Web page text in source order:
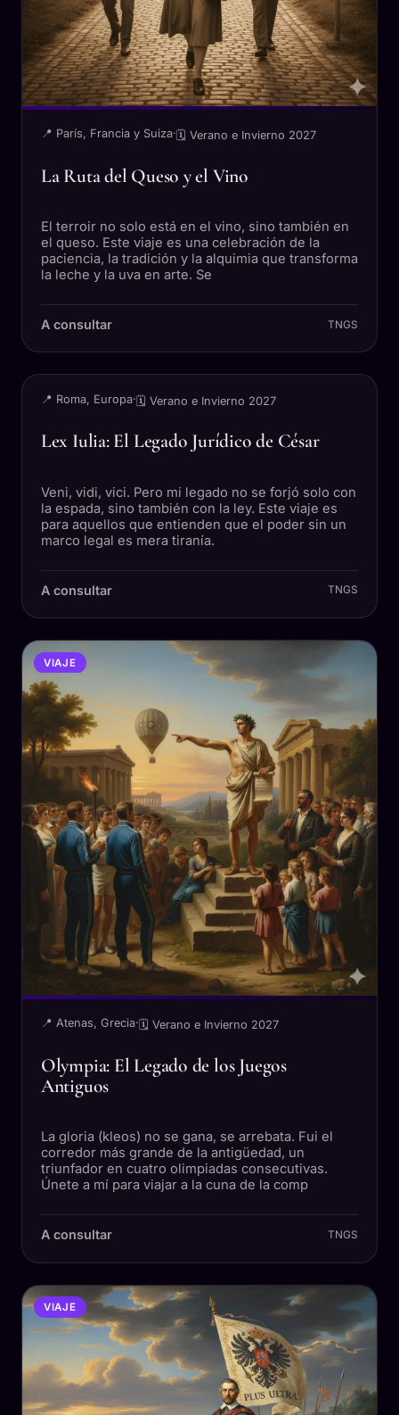
📍 París, Francia y Suiza· 🗓 Verano e Invierno 2027
La Ruta del Queso y el Vino
El terroir no solo está en el vino, sino también en
el queso. Este viaje es una celebración de la
paciencia, la tradición y la alquimia que transforma
la leche y la uva en arte. Se
A consultar TNGS
VIAJE
📍 Roma, Europa·🗓 Verano e Invierno 2027
Lex Iulia: El Legado Jurídico de César
Veni, vidi, vici. Pero mi legado no se forjó solo con
la espada, sino también con la ley. Este viaje es
para aquellos que entienden que el poder sin un
marco legal es mera tiranía.
A consultar TNGS
VIAJE
📍 Atenas, Grecia· 🗓 Verano e Invierno 2027
Olympia: El Legado de los Juegos
Antiguos
La gloria (kleos) no se gana, se arrebata. Fui el
corredor más grande de la antigüedad, un
triunfador en cuatro olimpiadas consecutivas.
Únete a mí para viajar a la cuna de la comp
A consultar TNGS
VIAJE